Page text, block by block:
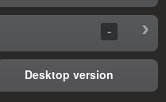
-
Desktop version